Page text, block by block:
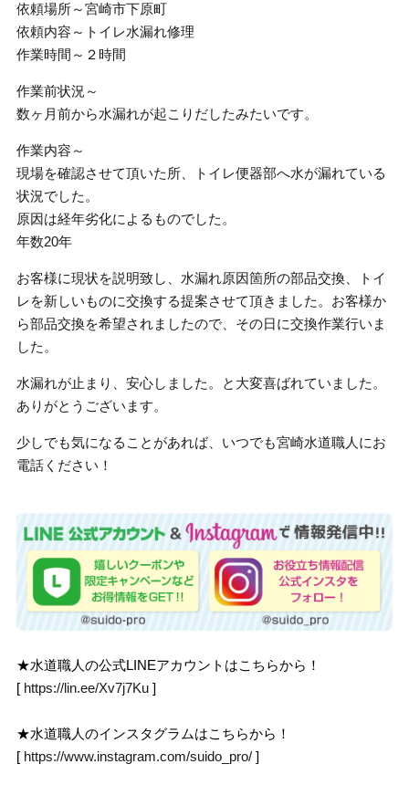
依頼場所～宮崎市下原町
依頼内容～トイレ水漏れ修理
作業時間～２時間
作業前状況～
数ヶ月前から水漏れが起こりだしたみたいです。
作業内容～
現場を確認させて頂いた所、トイレ便器部へ水が漏れている
状況でした。
原因は経年劣化によるものでした。
年数20年
お客様に現状を説明致し、水漏れ原因箇所の部品交換、トイ
レを新しいものに交換する提案させて頂きました。お客様か
ら部品交換を希望されましたので、その日に交換作業行いま
した。
水漏れが止まり、安心しました。と大変喜ばれていました。
ありがとうございます。
少しでも気になることがあれば、いつでも宮崎水道職人にお
電話ください！
★水道職人の公式LINEアカウントはこちらから！
[ https://lin.ee/Xv7j7Ku ]
★水道職人のインスタグラムはこちらから！
[ https://www.instagram.com/suido_pro/ ]